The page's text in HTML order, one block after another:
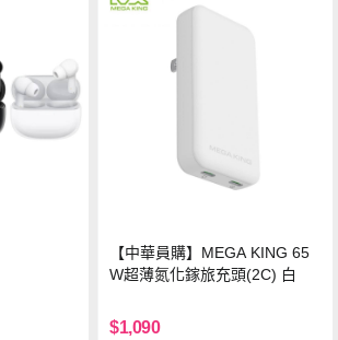
【中華員購】MEGA KING 65
W超薄氮化鎵旅充頭(2C) 白
$1,090